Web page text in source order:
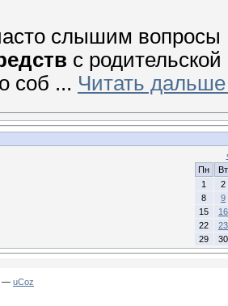
слышим
с
соб ... Читать
Пн
Вт
1
2
8
9
15
16
22
23
29
30
— uCoz